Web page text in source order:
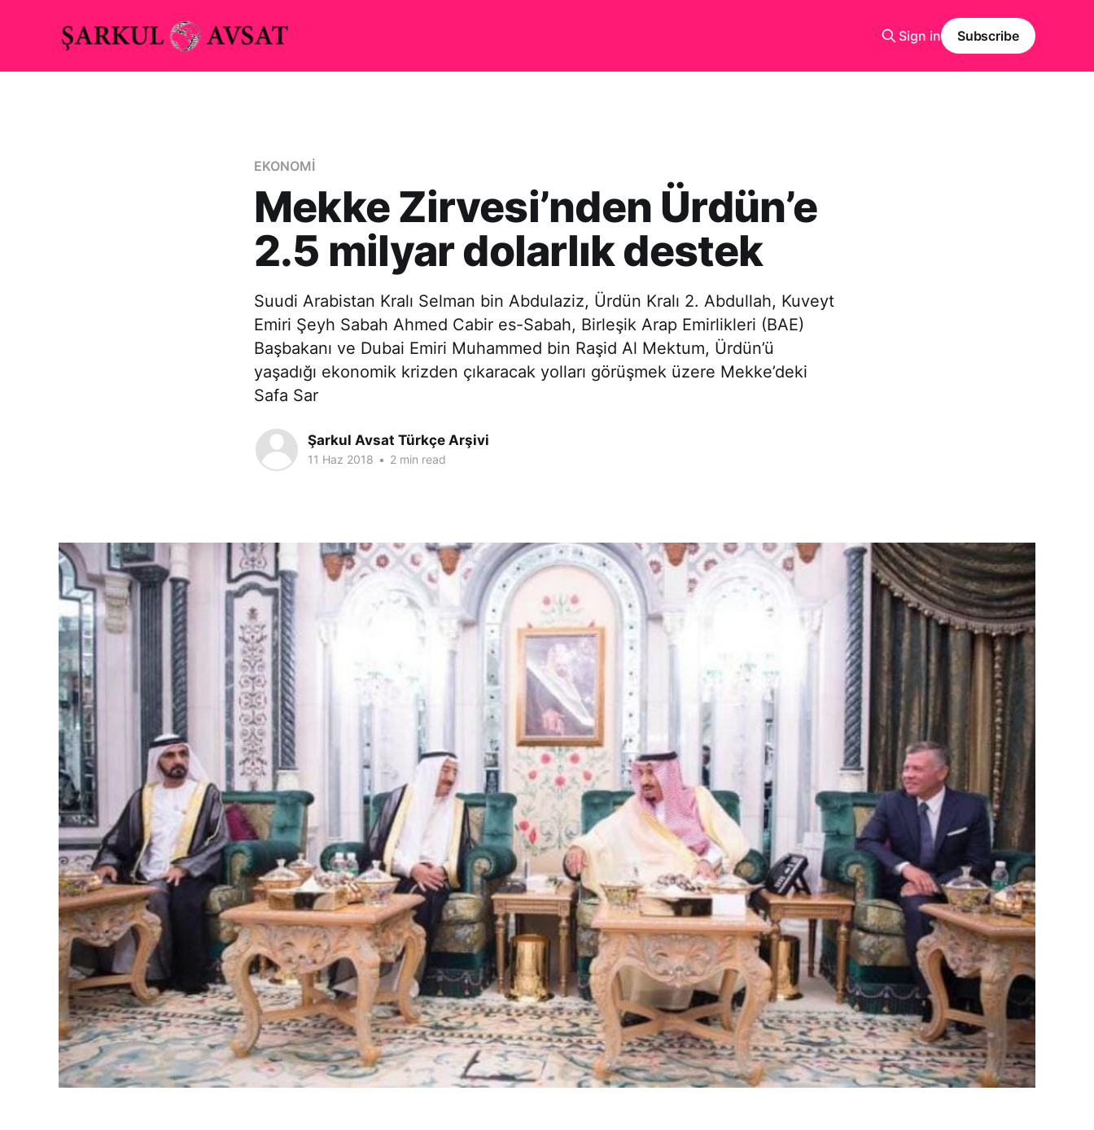
Sign in Subscribe
EKONOMİ
Mekke Zirvesi’nden Ürdün’e
2.5 milyar dolarlık destek
Suudi Arabistan Kralı Selman bin Abdulaziz, Ürdün Kralı 2. Abdullah, Kuveyt
Emiri Şeyh Sabah Ahmed Cabir es-Sabah, Birleşik Arap Emirlikleri (BAE)
Başbakanı ve Dubai Emiri Muhammed bin Raşid Al Mektum, Ürdün’ü
yaşadığı ekonomik krizden çıkaracak yolları görüşmek üzere Mekke’deki
Safa Sar
Şarkul Avsat Türkçe Arşivi
11 Haz 2018 • 2 min read